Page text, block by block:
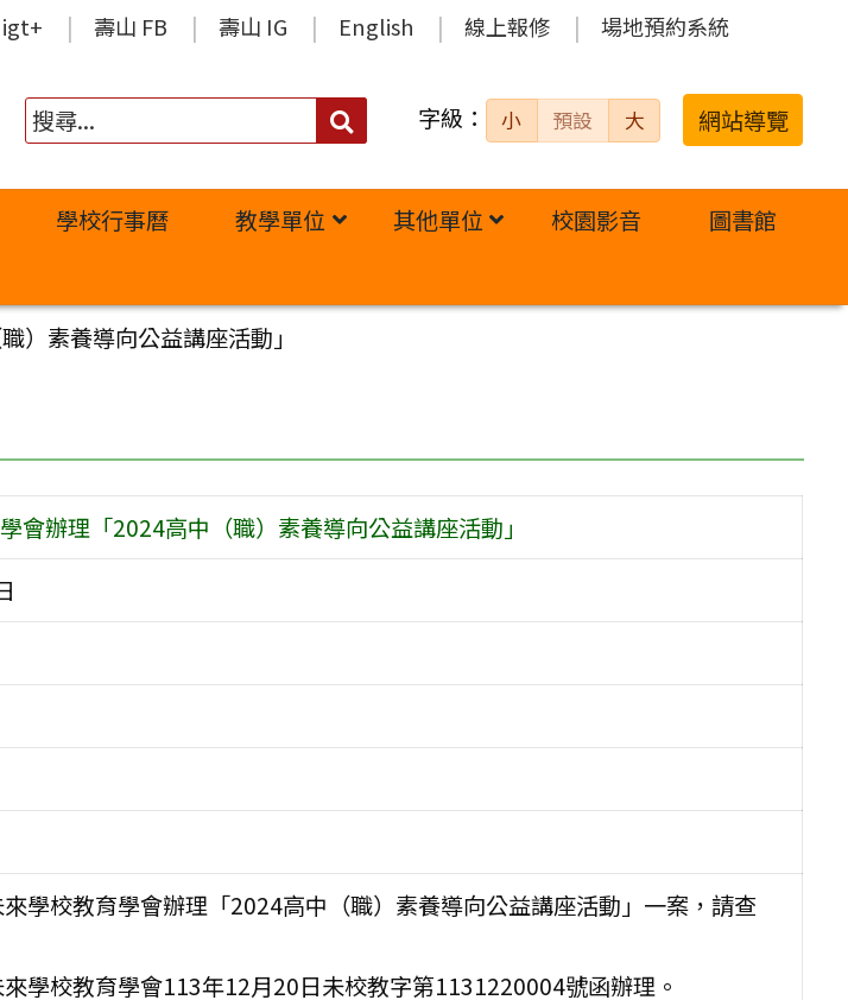
壽山 FB 壽山 IG English 線上報修 場地預約系統
搜
字級： 小 預設 大 網站導覽
學校行事曆 教學單位 其他單位 校園影音
圖書館
）素養導向公益講座活動」
會辦理「2024高中（職）素養導向公益講座活動」
學校教育學會辦理「2024高中（職）素養導向公益講座活動」一案，請查
學校教育學會113年12月20日未校教字第1131220004號函辦理。